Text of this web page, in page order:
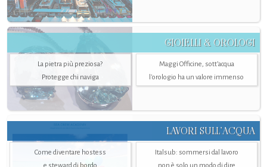
GIOIELLI & OROLOGI
La pietra più preziosa?
Protegge chi naviga
Maggi Officine, sott’acqua
l'orologio ha un valore immenso
LAVORI SULL’ACQUA
Come diventare hostess
Italsub: sommersi dal lavoro